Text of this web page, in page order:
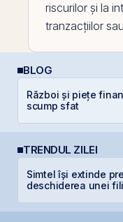
riscurilor și la
tranzacțiilor
BLOG
Război și piețe
scump sfat
TRENDUL ZILEI
Simtel își extinde
deschiderea unei